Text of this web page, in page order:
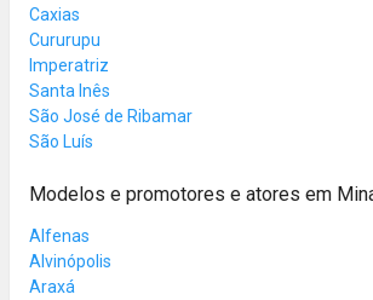
Caxias
Cururupu
Imperatriz
Santa Inês
São José de Ribamar
São Luís
Modelos e promotores e atores em
Alfenas
Alvinópolis
Araxá